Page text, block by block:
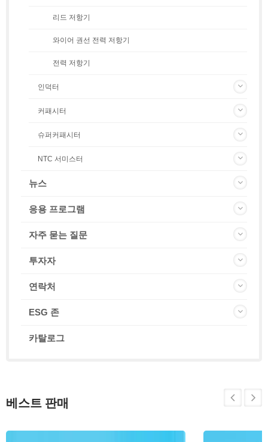
리드 저항기
와이어 권선 전력 저항기
전력 저항기
인덕터
커패시터
슈퍼커패시터
NTC 서미스터
뉴스
응용 프로그램
자주 묻는 질문
투자자
연락처
ESG 존
카탈로그
베스트 판매